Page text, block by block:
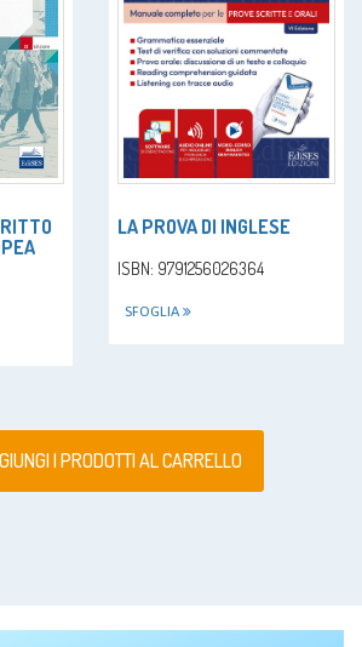
LA PROVA DI INGLESE
ISBN: 9791256026364
SFOGLIA
I PRODOTTI AL CARRELLO